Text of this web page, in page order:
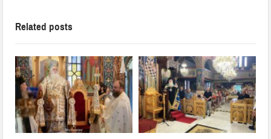
Related posts